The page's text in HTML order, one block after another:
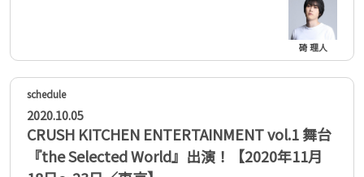
碕 理人
2020.10.05
CRUSH KITCHEN ENTERTAINMENT vol.1 舞台
『the Selected World』出演！【2020年11月